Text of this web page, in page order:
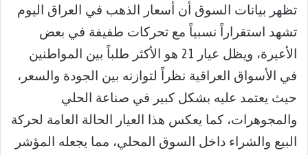
تظهر بيانات السوق أن أسعار الذهب في العراق اليوم
تشهد استقراراً نسبياً مع تحركات طفيفة في بعض
الأعيرة، ويظل عيار 21 هو الأكثر طلباً بين المواطنين
في الأسواق العراقية نظراً لتوازنه بين الجودة والسعر،
حيث يعتمد عليه بشكل كبير في صناعة الحلي
والمجوهرات، كما يعكس هذا العيار الحالة العامة لحركة
البيع والشراء داخل السوق المحلي، مما يجعله المؤشر